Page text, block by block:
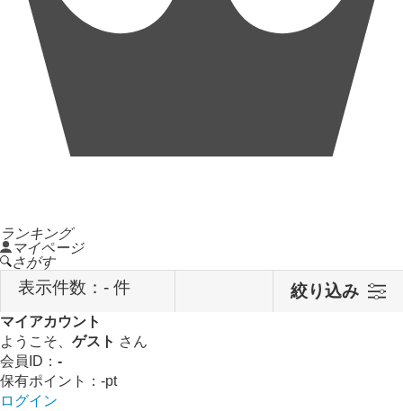
ランキング
マイページ
さがす
表示件数：- 件 絞り込み
マイアカウント
ようこそ、 ゲスト さん
会員ID： -
保有ポイント： -pt
ログイン